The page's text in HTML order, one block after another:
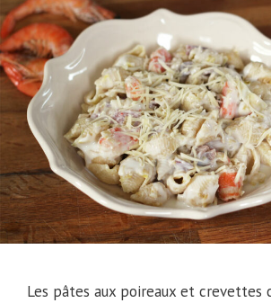
Les pâtes aux poireaux et crevettes